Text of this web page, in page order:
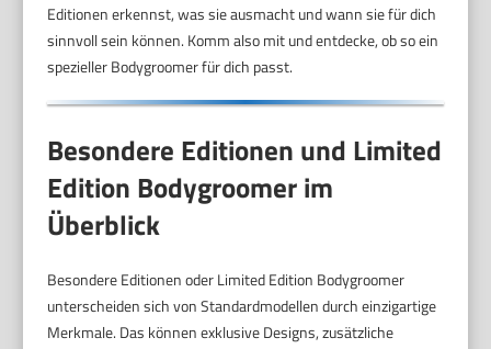
Editionen erkennst, was sie ausmacht und wann sie für dich
sinnvoll sein können. Komm also mit und entdecke, ob so ein
spezieller Bodygroomer für dich passt.
Besondere Editionen und Limited
Edition Bodygroomer im
Überblick
Besondere Editionen oder Limited Edition Bodygroomer
unterscheiden sich von Standardmodellen durch einzigartige
Merkmale. Das können exklusive Designs, zusätzliche